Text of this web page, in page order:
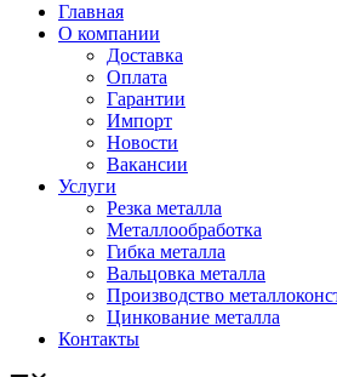
Главная
О компании
Доставка
Оплата
Гарантии
Импорт
Новости
Вакансии
Услуги
Резка металла
Металлообработка
Гибка металла
Вальцовка металла
Производство
Цинкование металла
Контакты